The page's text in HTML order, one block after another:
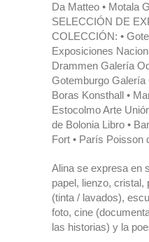
Da Matteo • Motala
SELECCIÓN DE
COLECCIÓN: •
Exposiciones
Drammen Galería
Gotemburgo Galería
Boras Konsthall •
Estocolmo Arte
de Bolonia Libro •
Fort • París Poisson
Alina se expresa en
papel, lienzo, cristal,
(tinta / lavados),
foto, cine
las historias) y la